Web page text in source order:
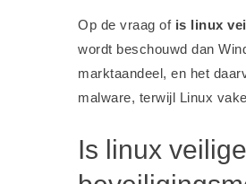
Op de vraag of is linux
wordt beschouwd dan
marktaandeel, en het
malware, terwijl Linux
Is linux